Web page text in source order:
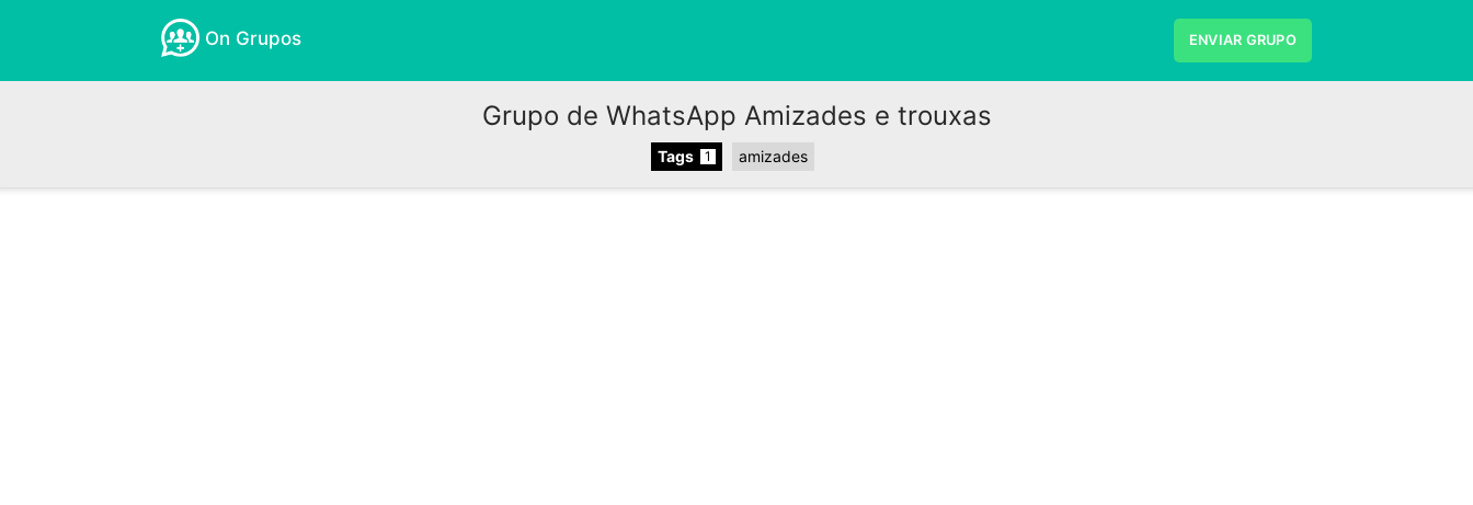
On Grupos ENVIAR GRUPO
Grupo de WhatsApp Amizades e trouxas
Tags 1 amizades